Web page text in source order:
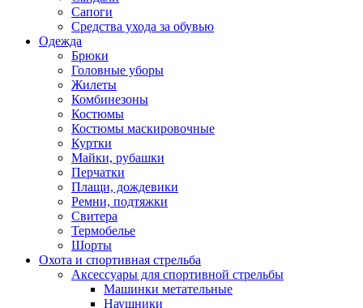
Сапоги
Средства ухода за обувью
Одежда
Брюки
Головные уборы
Жилеты
Комбинезоны
Костюмы
Костюмы маскировочные
Куртки
Майки, рубашки
Перчатки
Плащи, дождевики
Ремни, подтяжки
Свитера
Термобелье
Шорты
Охота и спортивная стрельба
Аксессуары для спортивной стрельбы
Машинки метательные
Наушники